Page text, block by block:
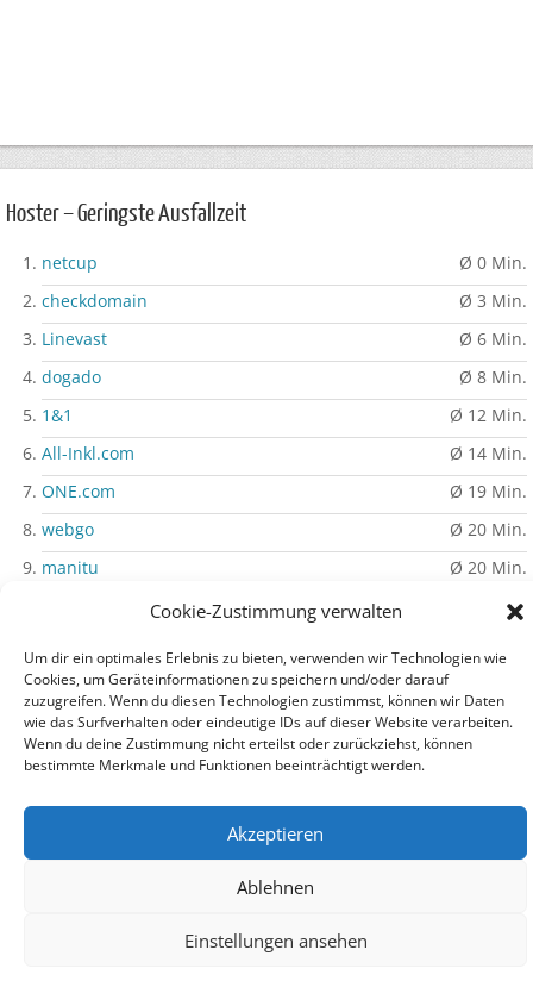
Cookie-Zustimmung verwalten
Um dir ein optimales Erlebnis zu bieten, verwenden wir Technologien wie
Cookies, um Geräteinformationen zu speichern und/oder darauf
zuzugreifen. Wenn du diesen Technologien zustimmst, können wir Daten
wie das Surfverhalten oder eindeutige IDs auf dieser Website verarbeiten.
Wenn du deine Zustimmung nicht erteilst oder zurückziehst, können
bestimmte Merkmale und Funktionen beeinträchtigt werden.
Akzeptieren
Ablehnen
Einstellungen ansehen
Hoster – Geringste Ausfallzeit
netcup
Ø 0 Min.
checkdomain
Ø 3 Min.
Linevast
Ø 6 Min.
dogado
Ø 8 Min.
1&1
Ø 12 Min.
All-Inkl.com
Ø 14 Min.
ONE.com
Ø 19 Min.
webgo
Ø 20 Min.
manitu
Ø 20 Min.
Ø 43 Min.
Impressum|Datenschutz|Auf PHP-Einfach.de werben
© PHP-Einfach.de 2003 - 2026